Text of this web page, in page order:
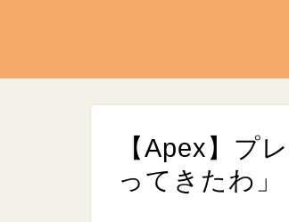
【Apex】プ
ってきたわ」